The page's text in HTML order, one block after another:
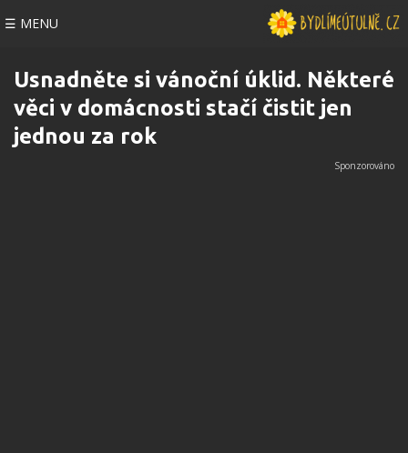
☰ MENU
Usnadněte si vánoční úklid. Některé
věci v domácnosti stačí čistit jen
jednou za rok